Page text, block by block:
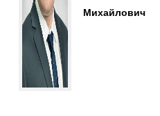
Михайлович